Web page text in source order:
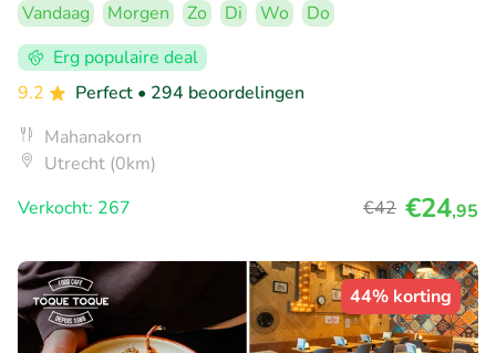
Vandaag Morgen Zo Di Wo
Do
Erg populaire deal
9.2
Perfect • 294 beoordelingen
Mahanakorn
Utrecht (0km)
Verkocht: 267
€42 €24,95
44% korting